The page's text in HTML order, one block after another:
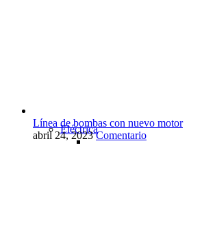
Eléctrica
Línea de bombas con nuevo motor
abril 24, 2023 Comentario